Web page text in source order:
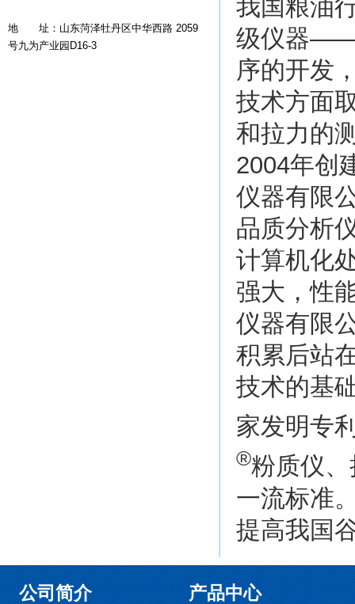
地 址：山东菏泽牡丹区中华西路 2059
号九为产业园D16-3
我国粮油
级仪器――
序的开发
技术方面
和拉力的
2004年创
仪器有限
品质分析
计算机化
强大，性
仪器有限
积累后站
技术的基
家发明专
®粉质仪
一流标准
提高我国
公司简介 产品中心